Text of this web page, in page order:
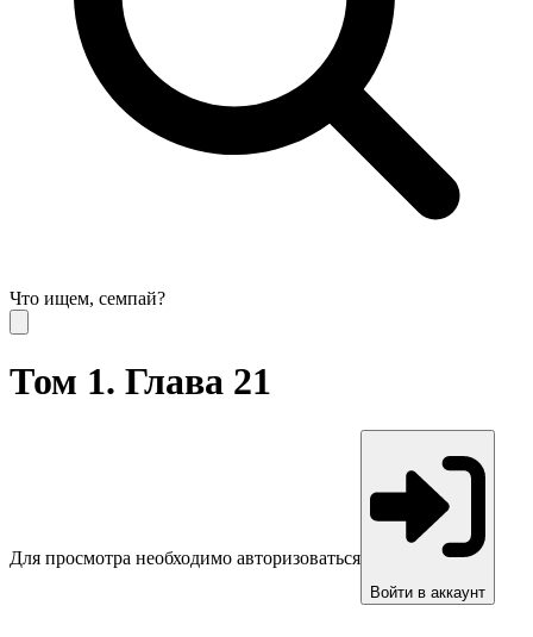
Что ищем, семпай?
Том 1. Глава 21
Для просмотра необходимо авторизоваться
Войти в аккаунт